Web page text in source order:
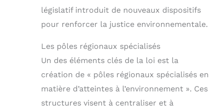
législatif introduit de nouveaux dispositifs
pour renforcer la justice environnementale.
Les pôles régionaux spécialisés
Un des éléments clés de la loi est la
création de « pôles régionaux spécialisés en
matière d’atteintes à l’environnement ». Ces
structures visent à centraliser et à